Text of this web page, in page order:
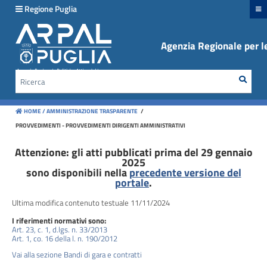
Regione Puglia
Agenzia Regionale per
HOME /AMMINISTRAZIONE TRASPARENTE /
PROVVEDIMENTI - PROVVEDIMENTI DIRIGENTI AMMINISTRATIVI
Attenzione: gli atti pubblicati prima del 29 gennaio
2025
sono disponibili nellaprecedente versione del
portale.
Ultima modifica contenuto testuale 11/11/2024
I riferimenti normativi sono:
Art. 23, c. 1, d.lgs. n. 33/2013
Art. 1, co. 16 della l. n. 190/2012
Vai alla sezione Bandi di gara e contratti
menu
Disposizioni
generali
Organizzazione
Consulenti
collaboratori
Personale
Bandi
di
concorso